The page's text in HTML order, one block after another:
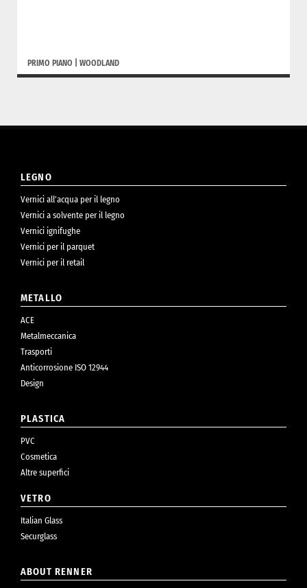
PRIMO PIANO WOODLAND
LEGNO
Vernici all’acqua per il legno
Vernici a solvente per il legno
Vernici ignifughe
Vernici per il parquet
Vernici per il retail
METALLO
ACE
Metalmeccanica
Trasporti
Anticorrosione ISO 12944
Design
PLASTICA
PVC
Cosmetica
Altre superfici
VETRO
Italian Glass
Securglass
ABOUT RENNER